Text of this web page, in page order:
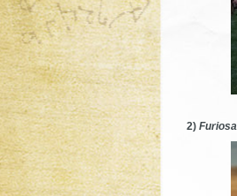
2) Furiosa